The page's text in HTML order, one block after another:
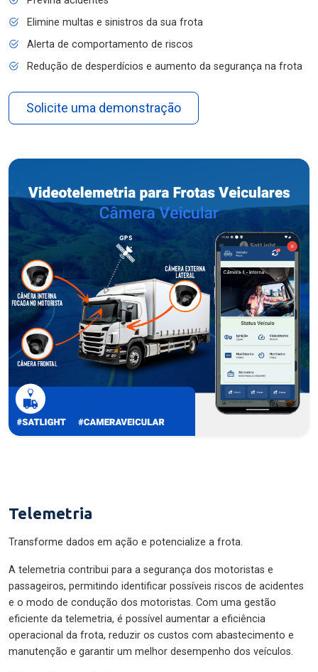
Elimine multas e sinistros da sua frota
Alerta de comportamento de riscos
Redução de desperdícios e aumento da segurança na frota
Solicite uma demonstração
Telemetria
Transforme dados em ação e potencialize a frota.
A telemetria contribui para a segurança dos motoristas e
passageiros, permitindo identificar possíveis riscos de acidentes
e o modo de condução dos motoristas. Com uma gestão
eficiente da telemetria, é possível aumentar a eficiência
operacional da frota, reduzir os custos com abastecimento e
manutenção e garantir um melhor desempenho dos veículos.